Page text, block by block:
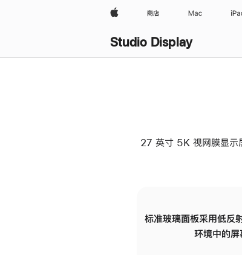
Apple 商店 Mac
Studio Display
27 英寸 5K 视网膜显示
标准玻璃面板采用低反
环境中的屏